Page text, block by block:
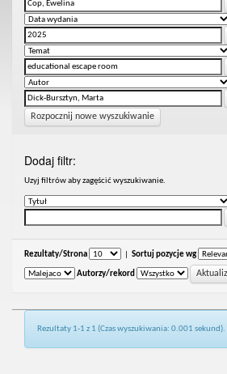
Rozpocznij nowe wyszukiwanie
Dodaj filtr:
Uzyj filtrów aby zagęścić wyszukiwanie.
Rezultaty/Strona Sortuj pozycje wg
Autorzy/rekord
Rezultaty 1-1 z 1 (Czas wyszukiwania: 0.001 sekund).